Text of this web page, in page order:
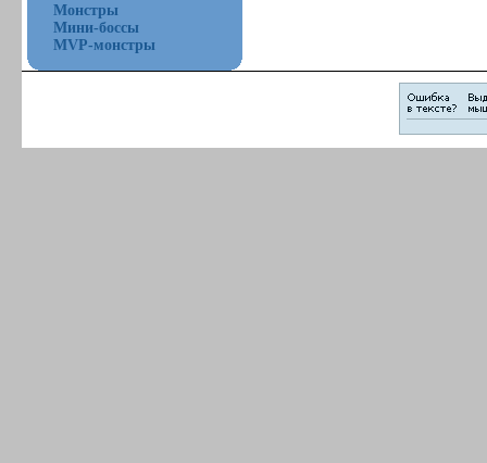
Монстры
Мини-боссы
MVP-монстры